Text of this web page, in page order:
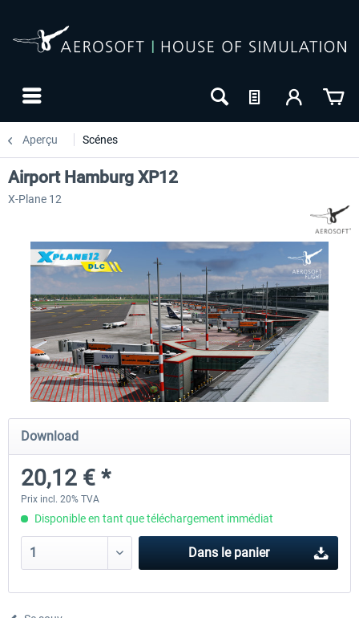
Aperçu Scénes
Airport Berlin Brandenburg V2 XP
30,20 € *
Airport Zurich V2.0 XP
Airport Hamburg XP12
X-Plane 12
Download
20,12 € *
Prix incl. 20% TVA
Disponible en tant que téléchargement immédiat
Dans le panier